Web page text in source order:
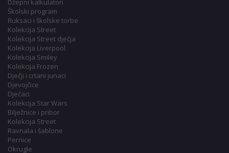
Džepni kalkulatori
Školski program
Ruksaci i školske torbe
Kolekcija Street
Kolekcija Street dječja
Kolekcija Liverpool
Kolekcija Smiley
Kolekcija Frozen
Dječji i crtani junaci
Djevojčice
Dječaci
Kolekcija Star Wars
Bilježnice i pribor
Kolekcija Street
Ravnala i šablone
Pernice
Okrugle